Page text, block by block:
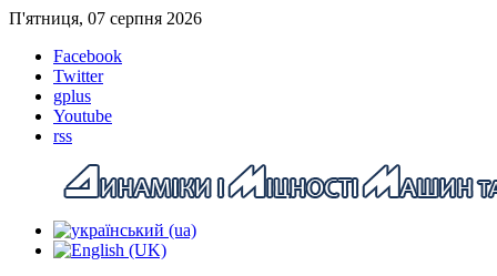
П'ятниця, 07 серпня 2026
Facebook
Twitter
gplus
Youtube
rss